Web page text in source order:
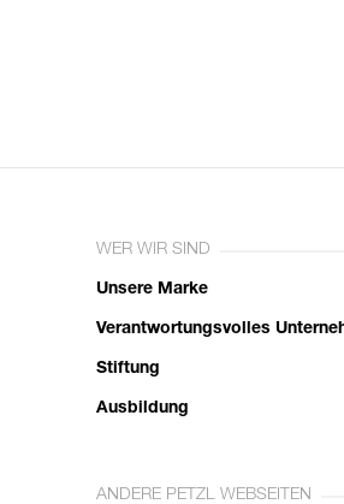
WER WIR SIND
Unsere Marke
Verantwortungsvolles
Stiftung
Ausbildung
ANDERE PETZL WEBSEITEN